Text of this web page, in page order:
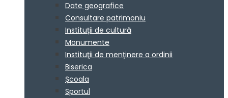
Date geografice
Consultare patrimoniu
Instituții de cultură
Monumente
Instituţii de menţinere a ordinii
Biserica
Școala
Sportul